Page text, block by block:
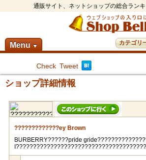
通販サイト、ネットショップの総合ラン
Menu ▼ カテゴリ
Check Tweet
ショップ詳細情報
?????????????ey Brown
BURBERRY??????pride